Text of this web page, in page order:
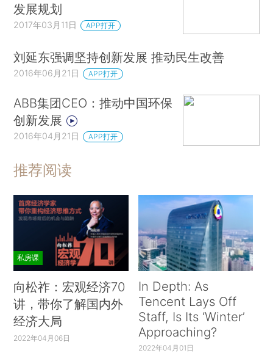
发展规划
2017年03月11日 APP打开
刘延东强调坚持创新发展 推动民生改善
2016年06月21日 APP打开
ABB集团CEO：推动中国环保
创新发展
2016年04月21日 APP打开
推荐阅读
私房课
向松祚：宏观经济70
讲，带你了解国内外
经济大局
2022年04月06日
In Depth: As
Tencent Lays Off
Staff, Is Its ‘Winter’
Approaching?
2022年04月01日